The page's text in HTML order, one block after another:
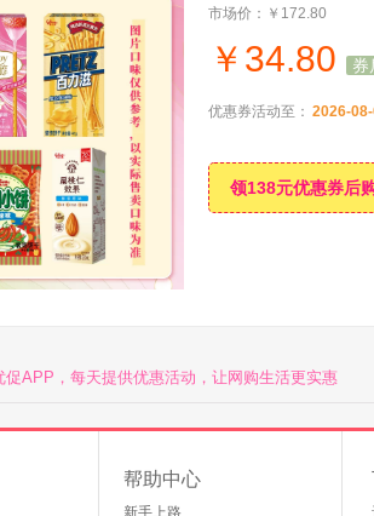
市场价： ￥172.80
￥ 34.80 券
优惠券活动至： 2026-
领138元优惠券后
促APP，每天提供优惠活动，让网购生活更实惠
帮助中心
新手上路